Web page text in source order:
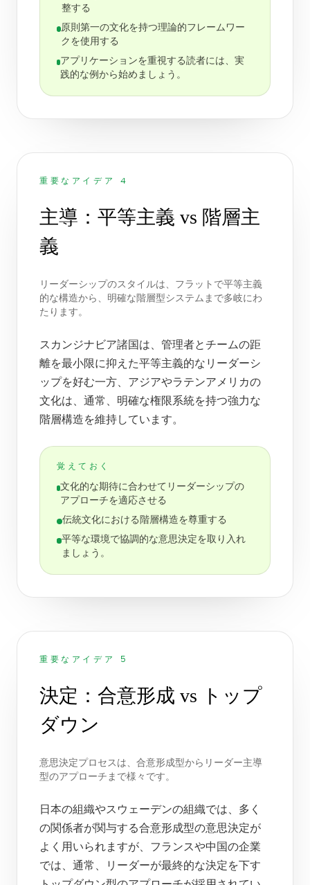
整する
原則第一の文化を持つ理論的フレームワー
クを使用する
アプリケーションを重視する読者には、実
践的な例から始めましょう。
重要なアイデア 4
主導：平等主義 vs 階層主
義
リーダーシップのスタイルは、フラットで平等主義
的な構造から、明確な階層型システムまで多岐にわ
たります。
スカンジナビア諸国は、管理者とチームの距
離を最小限に抑えた平等主義的なリーダーシ
ップを好む一方、アジアやラテンアメリカの
文化は、通常、明確な権限系統を持つ強力な
階層構造を維持しています。
覚えておく
文化的な期待に合わせてリーダーシップの
アプローチを適応させる
伝統文化における階層構造を尊重する
平等な環境で協調的な意思決定を取り入れ
ましょう。
重要なアイデア 5
決定：合意形成 vs トップ
ダウン
意思決定プロセスは、合意形成型からリーダー主導
型のアプローチまで様々です。
日本の組織やスウェーデンの組織では、多く
の関係者が関与する合意形成型の意思決定が
よく用いられますが、フランスや中国の企業
では、通常、リーダーが最終的な決定を下す